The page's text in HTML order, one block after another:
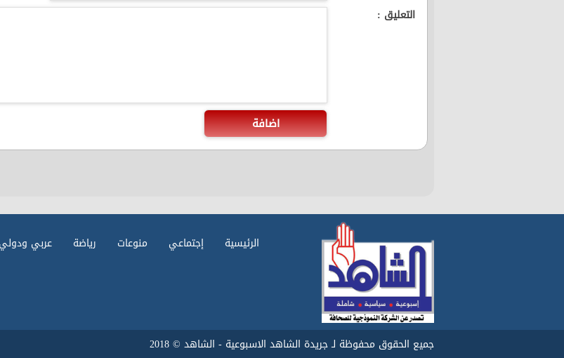
التعليق :
اضافة
الرئيسية إجتماعي منوعات رياضة عربي ودولي
جميع الحقوق محفوظة لـ جريدة الشاهد الاسبوعية - الشاهد © 2018